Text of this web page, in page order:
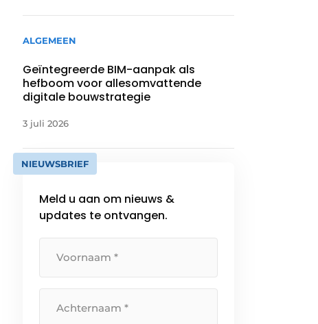
ALGEMEEN
Geïntegreerde BIM-aanpak als
hefboom voor allesomvattende
digitale bouwstrategie
3 juli 2026
NIEUWSBRIEF
Meld u aan om nieuws &
updates te ontvangen.